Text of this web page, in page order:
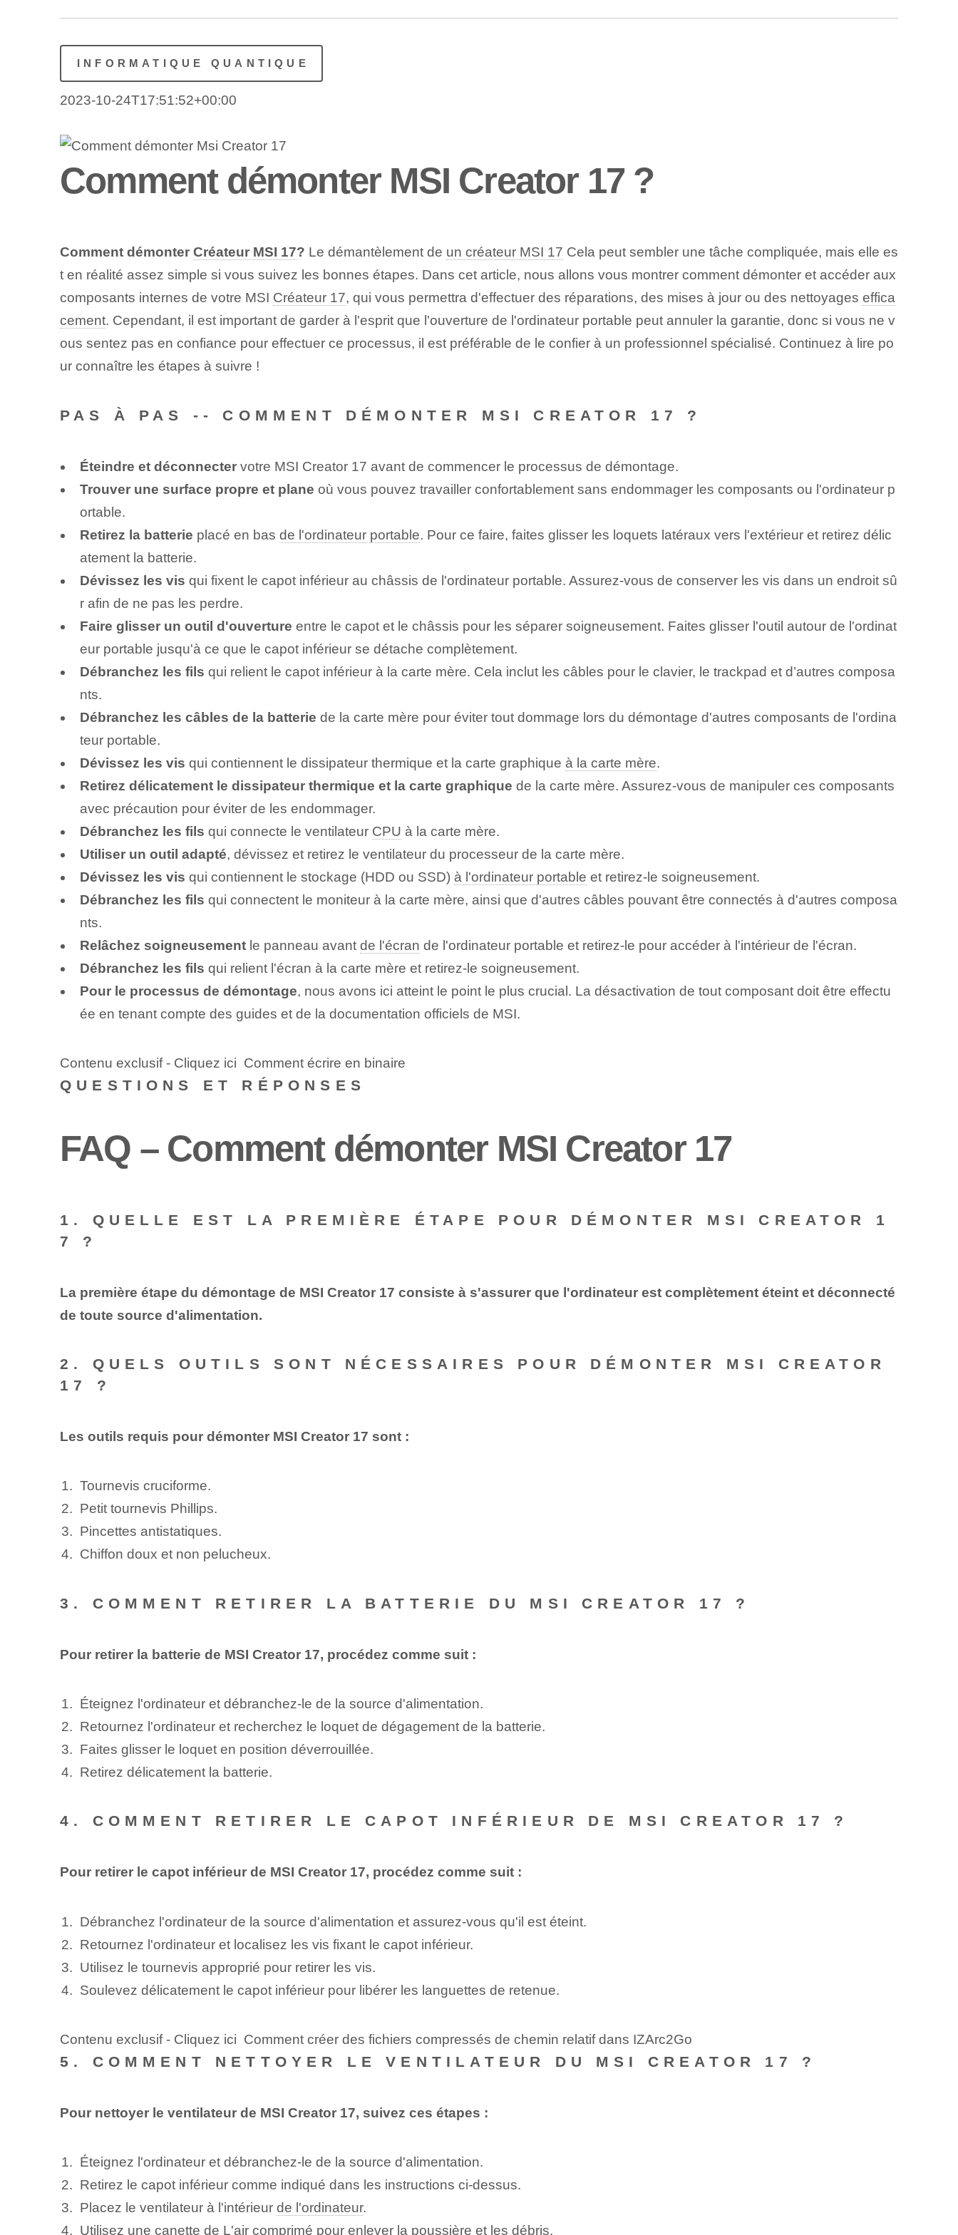
INFORMATIQUE QUANTIQUE
2023-10-24T17:51:52+00:00
Comment démonter MSI Creator 17 ?
Comment démonter Créateur MSI 17? Le démantèlement de un créateur MSI 17 Cela peut sembler une tâche compliquée, mais elle es
t en réalité assez simple si vous suivez les bonnes étapes. Dans cet article, nous allons vous montrer comment démonter et accéder aux
composants internes de votre MSI Créateur 17, qui vous permettra d'effectuer des réparations, des mises à jour ou des nettoyages effica
cement. Cependant, il est important de garder à l'esprit que l'ouverture de l'ordinateur portable peut annuler la garantie, donc si vous ne v
ous sentez pas en confiance pour effectuer ce processus, il est préférable de le confier à un professionnel spécialisé. Continuez à lire po
ur connaître les étapes à suivre !
PAS À PAS -- COMMENT DÉMONTER MSI CREATOR 17 ?
Éteindre et déconnectervotre MSI Creator 17 avant de commencer le processus de démontage.
Trouver une surface propre et plane où vous pouvez travailler confortablement sans endommager les composants ou l'ordinateur p
ortable.
Retirez la batterie placé en bas de l'ordinateur portable. Pour ce faire, faites glisser les loquets latéraux vers l'extérieur et retirez délic
atement la batterie.
Dévissez les vis qui fixent le capot inférieur au châssis de l'ordinateur portable. Assurez-vous de conserver les vis dans un endroit sû
r afin de ne pas les perdre.
Faire glisser un outil d'ouverture entre le capot et le châssis pour les séparer soigneusement. Faites glisser l'outil autour de l'ordinat
eur portable jusqu'à ce que le capot inférieur se détache complètement.
Débranchez les fils qui relient le capot inférieur à la carte mère. Cela inclut les câbles pour le clavier, le trackpad et d’autres composa
nts.
Débranchez les câbles de la batterie de la carte mère pour éviter tout dommage lors du démontage d'autres composants de l'ordina
teur portable.
Dévissez les vis qui contiennent le dissipateur thermique et la carte graphique à la carte mère.
Retirez délicatement le dissipateur thermique et la carte graphique de la carte mère. Assurez-vous de manipuler ces composants
avec précaution pour éviter de les endommager.
Débranchez les fils qui connecte le ventilateur CPU à la carte mère.
Utiliser un outil adapté, dévissez et retirez le ventilateur du processeur de la carte mère.
Dévissez les vis qui contiennent le stockage (HDD ou SSD) à l'ordinateur portable et retirez-le soigneusement.
Débranchez les fils qui connectent le moniteur à la carte mère, ainsi que d'autres câbles pouvant être connectés à d'autres composa
nts.
Relâchez soigneusementle panneau avant de l'écran de l'ordinateur portable et retirez-le pour accéder à l'intérieur de l'écran.
Débranchez les fils qui relient l'écran à la carte mère et retirez-le soigneusement.
Pour le processus de démontage, nous avons ici atteint le point le plus crucial. La désactivation de tout composant doit être effectu
ée en tenant compte des guides et de la documentation officiels de MSI.
Contenu exclusif - Cliquez ici Comment écrire en binaire
QUESTIONS ET RÉPONSES
FAQ – Comment démonter MSI Creator 17
1. QUELLE EST LA PREMIÈRE ÉTAPE POUR DÉMONTER MSI CREATOR 1
7 ?
La première étape du démontage de MSI Creator 17 consiste à s'assurer que l'ordinateur est complètement éteint et déconnecté
de toute source d'alimentation.
2. QUELS OUTILS SONT NÉCESSAIRES POUR DÉMONTER MSI CREATOR
17 ?
Les outils requis pour démonter MSI Creator 17 sont :
Tournevis cruciforme.
Petit tournevis Phillips.
Pincettes antistatiques.
Chiffon doux et non pelucheux.
3. COMMENT RETIRER LA BATTERIE DU MSI CREATOR 17 ?
Pour retirer la batterie de MSI Creator 17, procédez comme suit :
Éteignez l'ordinateur et débranchez-le de la source d'alimentation.
Retournez l'ordinateur et recherchez le loquet de dégagement de la batterie.
Faites glisser le loquet en position déverrouillée.
Retirez délicatement la batterie.
4. COMMENT RETIRER LE CAPOT INFÉRIEUR DE MSI CREATOR 17 ?
Pour retirer le capot inférieur de MSI Creator 17, procédez comme suit :
Débranchez l'ordinateur de la source d'alimentation et assurez-vous qu'il est éteint.
Retournez l'ordinateur et localisez les vis fixant le capot inférieur.
Utilisez le tournevis approprié pour retirer les vis.
Soulevez délicatement le capot inférieur pour libérer les languettes de retenue.
Contenu exclusif - Cliquez ici Comment créer des fichiers compressés de chemin relatif dans IZArc2Go
5. COMMENT NETTOYER LE VENTILATEUR DU MSI CREATOR 17 ?
Pour nettoyer le ventilateur de MSI Creator 17, suivez ces étapes :
Éteignez l'ordinateur et débranchez-le de la source d'alimentation.
Retirez le capot inférieur comme indiqué dans les instructions ci-dessus.
Placez le ventilateur à l'intérieur de l'ordinateur.
Utilisez une canette de L'air comprimé pour enlever la poussière et les débris.